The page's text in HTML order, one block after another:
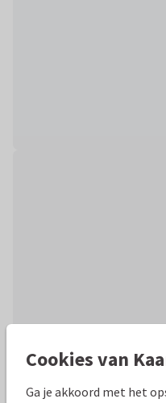
Mooie extra's bij je
Cookies van
Ga je akkoord met het